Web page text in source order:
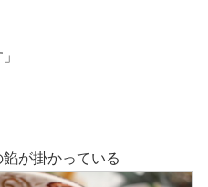
が掛かっている